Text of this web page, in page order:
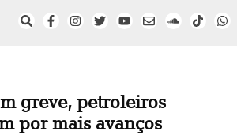
greve, petroleiros
por mais avanços